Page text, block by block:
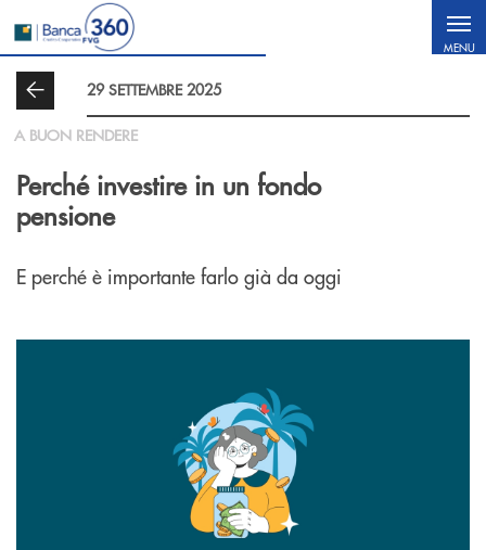
Salta al contenuto principale
MENU
29 SETTEMBRE 2025
A BUON RENDERE
Perché investire in un fondo
pensione
E perché è importante farlo già da oggi